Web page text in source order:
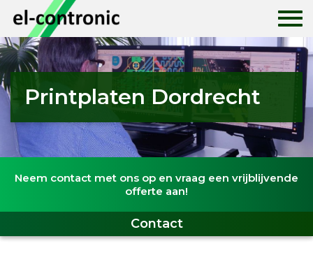
Home
Historie
Print ontwerpen
Printplaten
Printplaten Dordrecht
Neem contact met ons op en vraag een vrijblijvende
offerte aan!
Contact